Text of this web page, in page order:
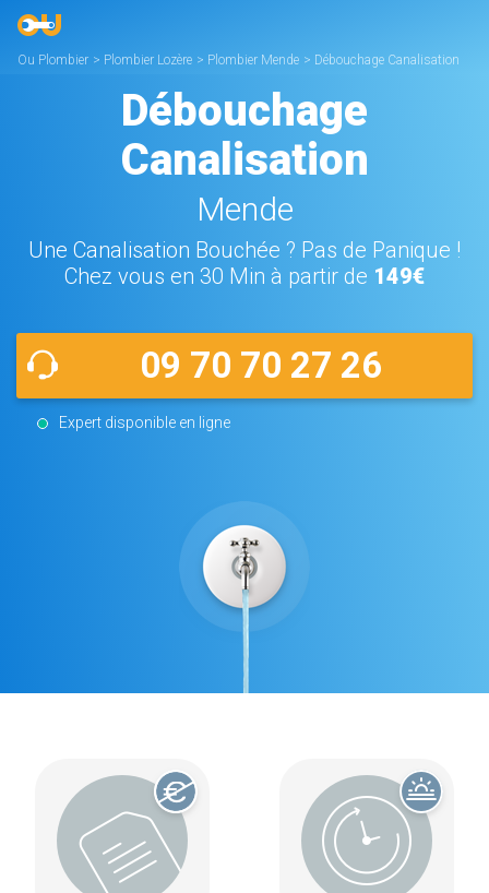
Ou Plombier > Plombier Lozère > Plombier Mende > Débouchage Canalisation
Débouchage
Canalisation
Mende
Une Canalisation Bouchée ? Pas de Panique !
Chez vous en 30 Min à partir de 149€
09 70 70 27 26
Expert disponible en ligne